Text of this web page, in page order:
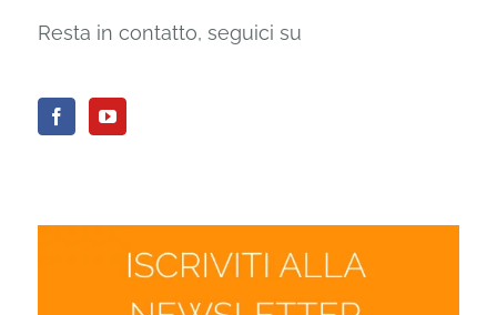
Resta in contatto, seguici su